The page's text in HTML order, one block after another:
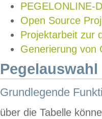
PEGELONLINE-
Open Source
Projektarbeit zur
Generierung von
Grundlegende
über die Tabelle